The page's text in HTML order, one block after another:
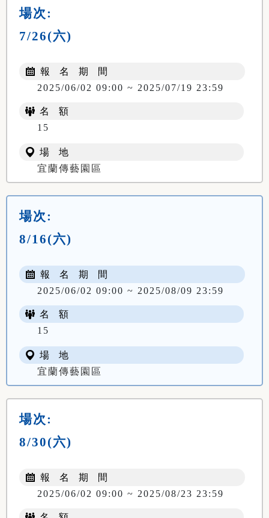
場次:
7/26(六)
報 名 期 間
2025/06/02 09:00 ~ 2025/07/19 23:59
名 額
15
場 地
宜蘭傳藝園區
場次:
8/16(六)
報 名 期 間
2025/06/02 09:00 ~ 2025/08/09 23:59
名 額
15
場 地
宜蘭傳藝園區
場次:
8/30(六)
報 名 期 間
2025/06/02 09:00 ~ 2025/08/23 23:59